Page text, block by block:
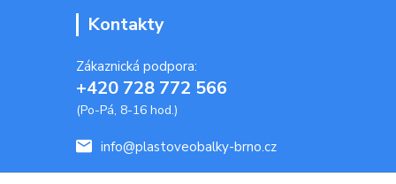
Kontakty
Zákaznická podpora:
+420 728 772 566
(Po-Pá, 8-16 hod.)
info@plastoveobalky-brno.cz